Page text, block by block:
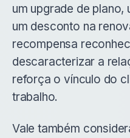
um upgrade de
um desconto na
recompensa
descaracterizar a
reforça o vínculo do
trabalho.
Vale também